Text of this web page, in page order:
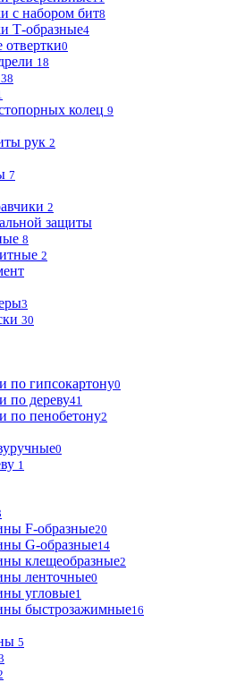
с набором бит8
Т-образные4
отвертки0
18
38
колец 9
рук 2
7
2
защиты
8
2
3
30
по гипсокартону0
по дереву41
по пенобетону2
0
1
F-образные20
G-образные14
клещеобразные2
ленточные0
угловые1
быстрозажимные16
5